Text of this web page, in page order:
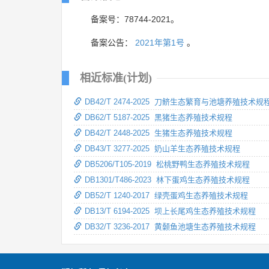
备案号：78744-2021。
备案公告： 2021年第1号 。
相近标准(计划)
DB42/T 2474-2025 刀鲚生态繁育与池塘养殖技术规
DB62/T 5187-2025 黑猪生态养殖技术规程
DB42/T 2448-2025 生猪生态养殖技术规程
DB43/T 3277-2025 奶山羊生态养殖技术规程
DB5206/T105-2019 松桃野鸭生态养殖技术规程
DB1301/T486-2023 林下蛋鸡生态养殖技术规程
DB52/T 1240-2017 绿壳蛋鸡生态养殖技术规程
DB13/T 6194-2025 坝上长尾鸡生态养殖技术规程
DB32/T 3236-2017 黄颡鱼池塘生态养殖技术规程